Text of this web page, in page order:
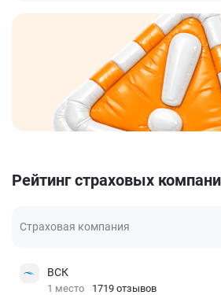
Рейтинг страховых
Страховая компания
ВСК
1 место 1719 отзывов